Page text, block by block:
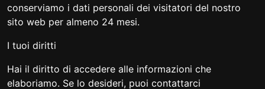
conserviamo i dati personali dei visitatori del nostro
sito web per almeno 24 mesi.
I tuoi diritti
Hai il diritto di accedere alle informazioni che
elaboriamo. Se lo desideri, puoi contattarci